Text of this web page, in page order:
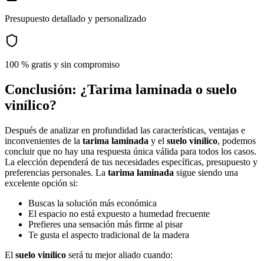
Presupuesto detallado y personalizado
100 % gratis y sin compromiso
Conclusión: ¿Tarima laminada o suelo
vinílico?
Después de analizar en profundidad las características, ventajas e
inconvenientes de la tarima laminada y el suelo vinílico, podemos
concluir que no hay una respuesta única válida para todos los casos.
La elección dependerá de tus necesidades específicas, presupuesto y
preferencias personales. La tarima laminada sigue siendo una
excelente opción si:
Buscas la solución más económica
El espacio no está expuesto a humedad frecuente
Prefieres una sensación más firme al pisar
Te gusta el aspecto tradicional de la madera
El suelo vinílico será tu mejor aliado cuando: